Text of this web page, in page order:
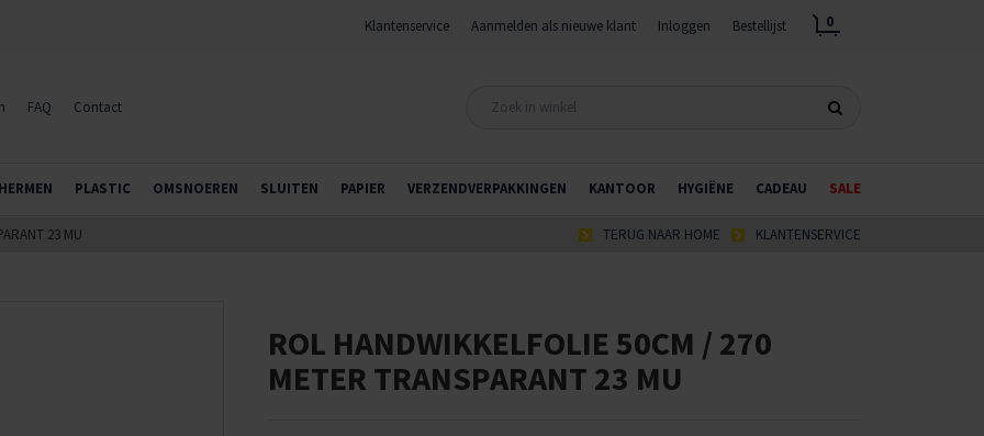
Klantenservice Aanmelden als nieuwe klant Inloggen Bestellijst 0
FAQ Contact
PLASTIC OMSNOEREN SLUITEN PAPIER VERZENDVERPAKKINGEN KANTOOR HYGIËNE CADEAU SALE
23 MU KLANTENSERVICE
TERUG NAAR HOME
ROL HANDWIKKELFOLIE 50CM / 270
METER TRANSPARANT 23 MU